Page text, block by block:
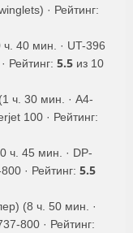
· Рейтинг:
40 мин. · UT-396
Рейтинг: 5.5 из 10
ч. 30 мин. · A4-
100 · Рейтинг:
ч. 45 мин. · DP-
· Рейтинг: 5.5
(8 ч. 50 мин. ·
800 · Рейтинг: